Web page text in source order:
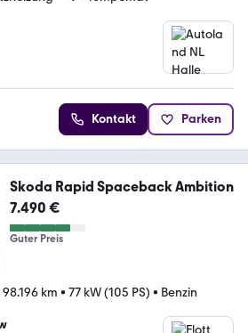
Kontakt Parken
Skoda Rapid Spaceback Ambition
7.490 €
Guter Preis
98.196 km • 77 kW (105 PS) • Benzin